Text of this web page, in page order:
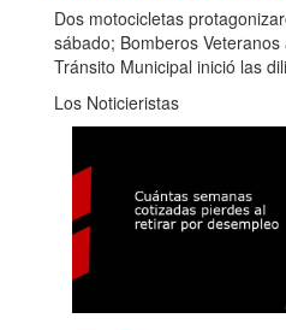
Dos motocicletas
sábado; Bomberos
Tránsito Municipal inició las
Los Noticieristas